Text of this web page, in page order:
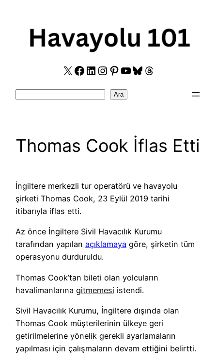
X Facebook
LinkedIn
Instagram
Pinterest
YouTube
Bluesky
Threads
Ara
Thomas Cook İflas Etti
İngiltere merkezli tur operatörü ve havayolu
şirketi Thomas Cook, 23 Eylül 2019 tarihi
itibarıyla iflas etti.
Az önce İngiltere Sivil Havacılık Kurumu
tarafından yapılan açıklamaya göre, şirketin tüm
operasyonu durduruldu.
Thomas Cook’tan bileti olan yolcuların
havalimanlarına gitmemesi istendi.
Sivil Havacılık Kurumu, İngiltere dışında olan
Thomas Cook müşterilerinin ülkeye geri
getirilmelerine yönelik gerekli ayarlamaların
yapılması için çalışmaların devam ettiğini belirtti.